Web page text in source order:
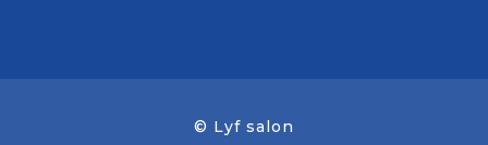
© Lyf salon